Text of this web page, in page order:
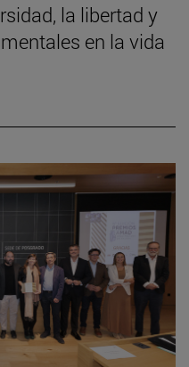
la libertad y
en la vida